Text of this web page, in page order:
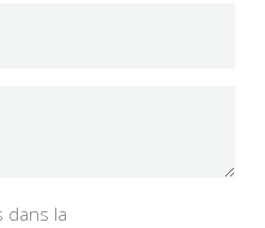
dans la